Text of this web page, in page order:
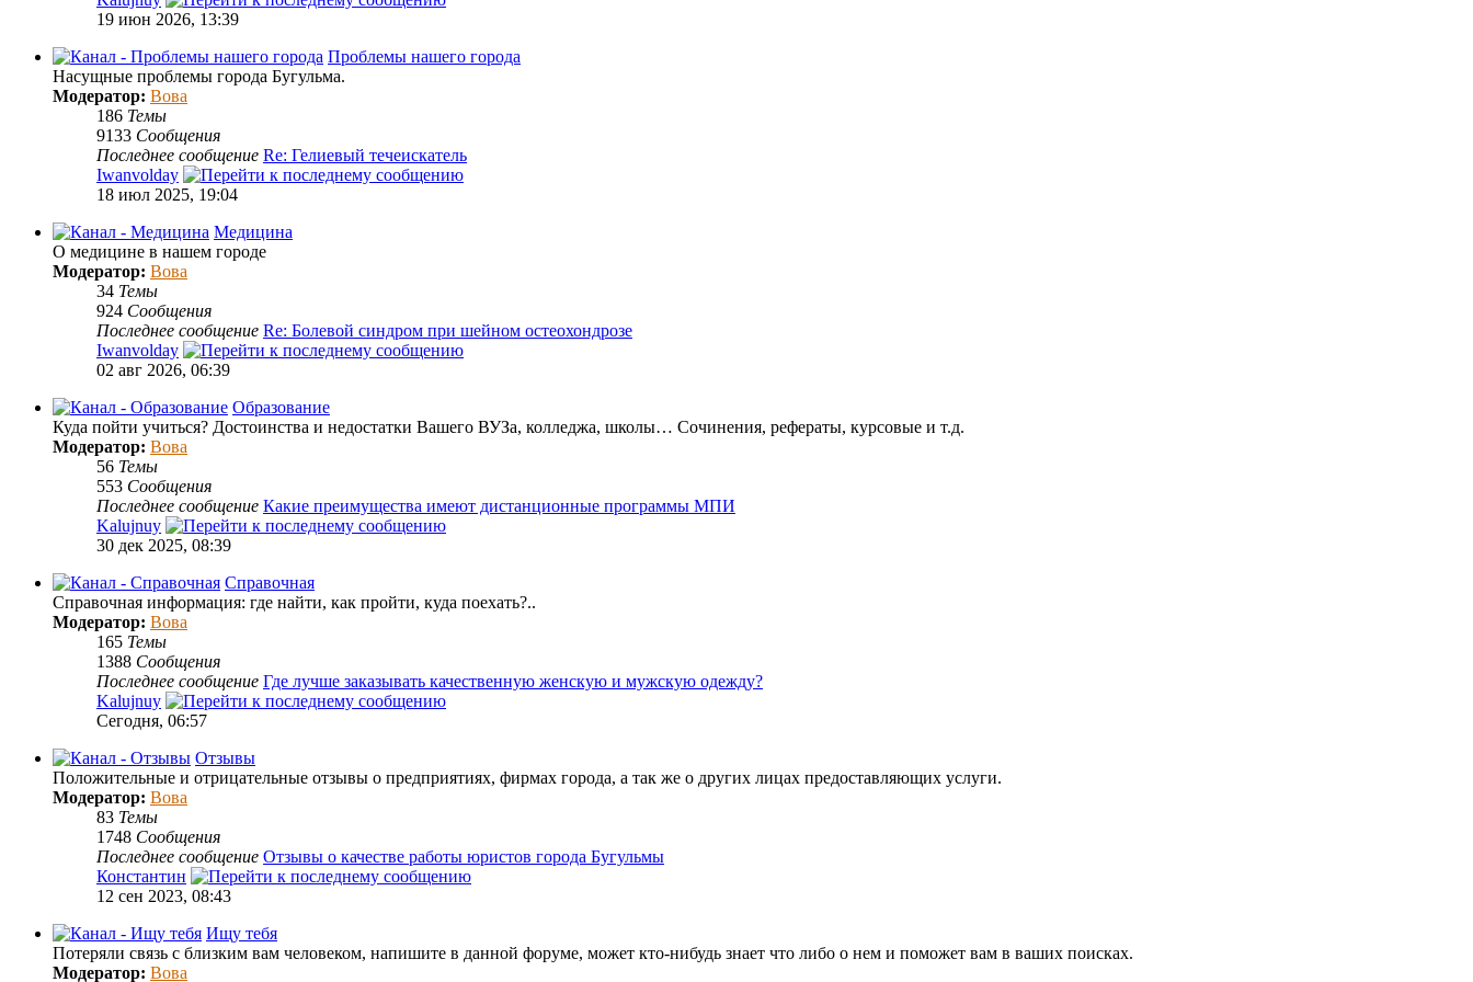
19 июн 2026, 13:39
Проблемы нашего города
Насущные проблемы города Бугульма.
Модератор: Вова
186 Темы
9133 Сообщения
Последнее сообщение Re: Гелиевый течеискатель
Iwanvolday
18 июл 2025, 19:04
Медицина
О медицине в нашем городе
Модератор: Вова
34 Темы
924 Сообщения
Последнее сообщение Re: Болевой синдром при шейном остеохондрозе
Iwanvolday
02 авг 2026, 06:39
Образование
Куда пойти учиться? Достоинства и недостатки Вашего ВУЗа, колледжа, школы… Сочинения, рефераты, курсовые и т.д.
Модератор: Вова
56 Темы
553 Сообщения
Последнее сообщение Какие преимущества имеют дистанционные программы МПИ
Kalujnuy
30 дек 2025, 08:39
Справочная
Справочная информация: где найти, как пройти, куда поехать?..
Модератор: Вова
165 Темы
1388 Сообщения
Последнее сообщение Где лучше заказывать качественную женскую и мужскую одежду?
Kalujnuy
Сегодня, 06:57
Отзывы
Положительные и отрицательные отзывы о предприятиях, фирмах города, а так же о других лицах предоставляющих услуги.
Модератор: Вова
83 Темы
1748 Сообщения
Последнее сообщение Отзывы о качестве работы юристов города Бугульмы
Константин
12 сен 2023, 08:43
Ищу тебя
Потеряли связь с близким вам человеком, напишите в данной форуме, может кто-нибудь знает что либо о нем и поможет вам в ваших поисках.
Модератор: Вова